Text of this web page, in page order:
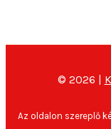
© 2026 |
Az oldalon szereplő